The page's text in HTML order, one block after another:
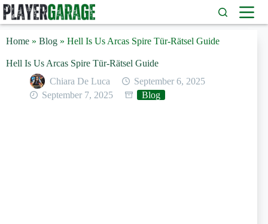
Zum
Inhalt
springen
Home » Blog » Hell Is Us Arcas Spire Tür-Rätsel Guide
Hell Is Us Arcas Spire Tür-Rätsel Guide
Chiara De Luca
September 6, 2025
September 7, 2025
Blog